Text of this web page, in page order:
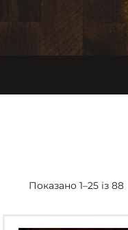
Показано 1–25 із 88